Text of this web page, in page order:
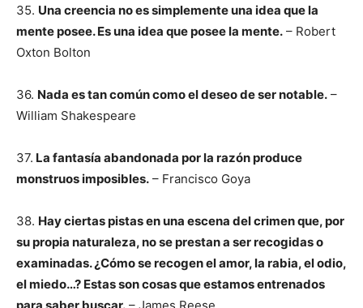
35. Una creencia no es simplemente una idea que la
mente posee. Es una idea que posee la mente. – Robert
Oxton Bolton
36. Nada es tan común como el deseo de ser notable. –
William Shakespeare
37. La fantasía abandonada por la razón produce
monstruos imposibles. – Francisco Goya
38. Hay ciertas pistas en una escena del crimen que, por
su propia naturaleza, no se prestan a ser recogidas o
examinadas. ¿Cómo se recogen el amor, la rabia, el odio,
el miedo…? Estas son cosas que estamos entrenados